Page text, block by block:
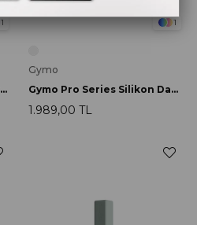
1
Gymo Neopren Dambıl 2x1kg Yeşil
1
Gymo
Gymo Pro Series Silikon Dambıl 2x1kg Siyah
1.989,00 TL